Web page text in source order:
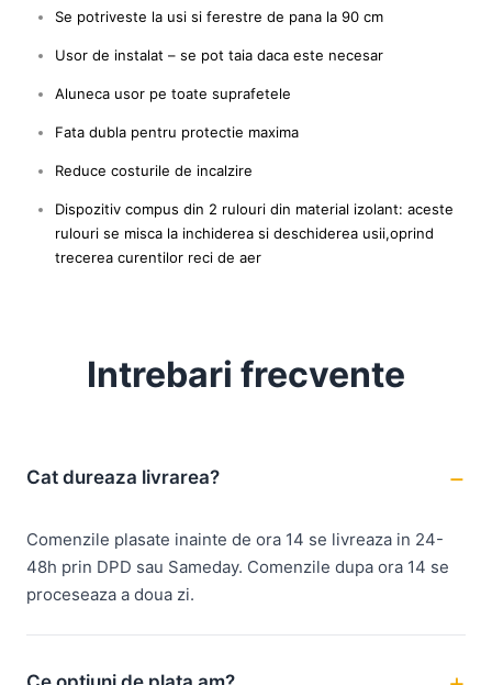
Se potriveste la usi si ferestre de pana la 90 cm
Usor de instalat – se pot taia daca este necesar
Aluneca usor pe toate suprafetele
Fata dubla pentru protectie maxima
Reduce costurile de incalzire
Dispozitiv compus din 2 rulouri din material izolant: aceste
rulouri se misca la inchiderea si deschiderea usii,oprind
trecerea curentilor reci de aer
Intrebari frecvente
Cat dureaza livrarea?
Comenzile plasate inainte de ora 14 se livreaza in 24-
48h prin DPD sau Sameday. Comenzile dupa ora 14 se
proceseaza a doua zi.